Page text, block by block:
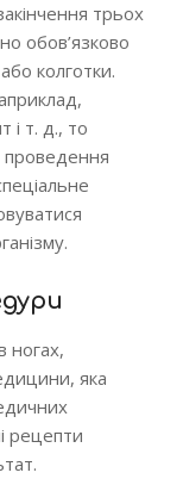
трьох
обов’язково
колготки.
і т. д., то
проведення
ногах,
яка
рецепти